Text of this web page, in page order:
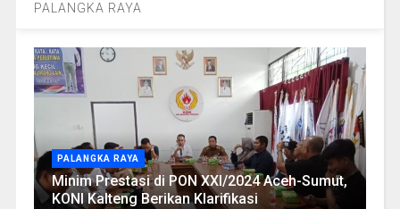
PALANGKA RAYA
PALANGKA RAYA
Minim Prestasi di PON XXI/2024 Aceh-Sumut,
KONI Kalteng Berikan Klarifikasi